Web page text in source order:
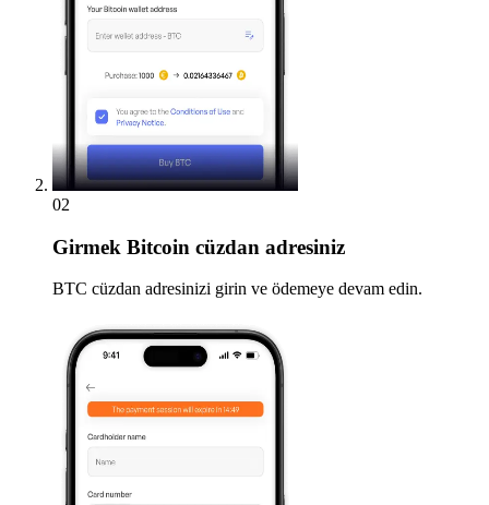
02
Girmek Bitcoin cüzdan adresiniz
BTC cüzdan adresinizi girin ve ödemeye devam edin.